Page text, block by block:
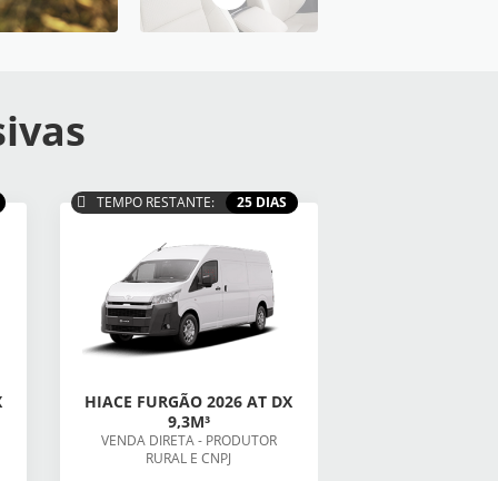
TEMPO RESTANTE: 25 DIAS
HIACE FURGÃO 2026 AT DX
9,3M³
VENDA DIRETA - PRODUTOR
RURAL E CNPJ